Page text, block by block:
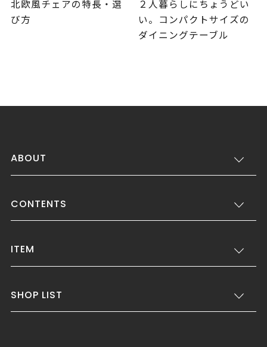
北欧風チェアの特長・選
び方
２人暮らしにちょうどい
い。コンパクトサイズの
ダイニングテーブル
ABOUT
CONTENTS
ITEM
SHOP LIST